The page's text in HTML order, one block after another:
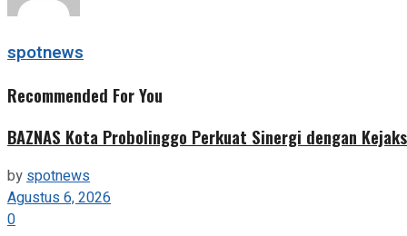
spotnews
Recommended For You
BAZNAS Kota Probolinggo Perkuat Sinergi dengan
byspotnews
Agustus 6, 2026
0